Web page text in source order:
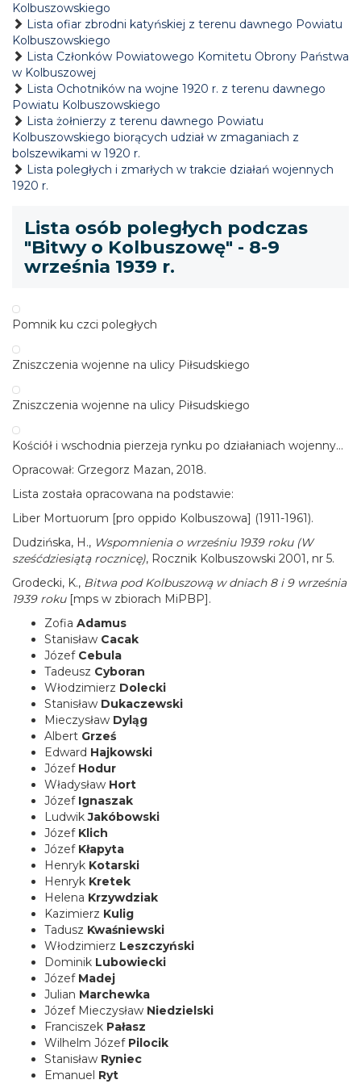
Kolbuszowskiego
Lista ofiar zbrodni katyńskiej z terenu dawnego Powiatu
Kolbuszowskiego
Lista Członków Powiatowego Komitetu Obrony Państwa
w Kolbuszowej
Lista Ochotników na wojne 1920 r. z terenu dawnego
Powiatu Kolbuszowskiego
Lista żołnierzy z terenu dawnego Powiatu
Kolbuszowskiego biorących udział w zmaganiach z
bolszewikami w 1920 r.
Lista poległych i zmarłych w trakcie działań wojennych
1920 r.
Lista osób poległych podczas
"Bitwy o Kolbuszowę" - 8-9
września 1939 r.
Pomnik ku czci poległych
Zniszczenia wojenne na ulicy Piłsudskiego
Zniszczenia wojenne na ulicy Piłsudskiego
Kościół i wschodnia pierzeja rynku po działaniach wojennych
Opracował: Grzegorz Mazan, 2018.
Lista została opracowana na podstawie:
Liber Mortuorum [pro oppido Kolbuszowa] (1911-1961).
Dudzińska, H., Wspomnienia o wrześniu 1939 roku (W
sześćdziesiątą rocznicę), Rocznik Kolbuszowski 2001, nr 5.
Grodecki, K., Bitwa pod Kolbuszową w dniach 8 i 9 września
1939 roku[mps w zbiorach MiPBP].
Zofia Adamus
Stanisław Cacak
Józef Cebula
Tadeusz Cyboran
Włodzimierz Dolecki
Stanisław Dukaczewski
Mieczysław Dyląg
Albert Grześ
Edward Hajkowski
Józef Hodur
Władysław Hort
Józef Ignaszak
LudwikJakóbowski
Józef Klich
Józef Kłapyta
Henryk Kotarski
Henryk Kretek
Helena Krzywdziak
Kazimierz Kulig
Tadusz Kwaśniewski
Włodzimierz Leszczyński
Dominik Lubowiecki
Józef Madej
Julian Marchewka
Józef Mieczysław Niedzielski
Franciszek Pałasz
Wilhelm Józef Pilocik
Stanisław Ryniec
Emanuel Ryt